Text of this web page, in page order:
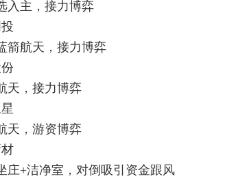
主，接力博弈
航天，接力博弈
，接力博弈
，游资博弈
+洁净室，对倒吸引资金跟风